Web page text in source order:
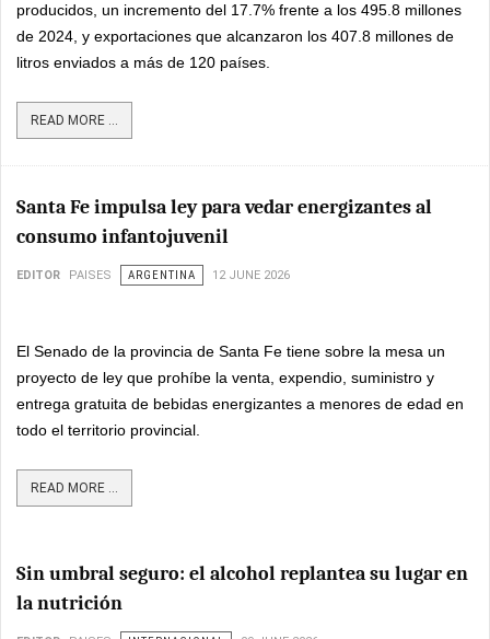
producidos, un incremento del 17.7% frente a los 495.8 millones
de 2024, y exportaciones que alcanzaron los 407.8 millones de
litros enviados a más de 120 países.
READ MORE ...
Santa Fe impulsa ley para vedar energizantes al
consumo infantojuvenil
EDITOR PAISES ARGENTINA 12 JUNE 2026
El Senado de la provincia de Santa Fe tiene sobre la mesa un
proyecto de ley que prohíbe la venta, expendio, suministro y
entrega gratuita de bebidas energizantes a menores de edad en
todo el territorio provincial.
READ MORE ...
Sin umbral seguro: el alcohol replantea su lugar en
la nutrición